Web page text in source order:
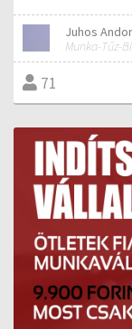
Juhos Andor
71